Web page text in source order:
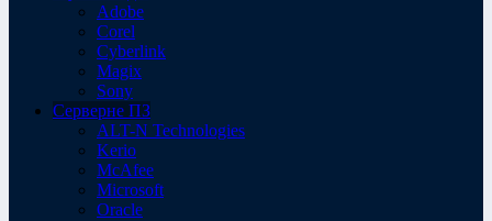
Adobe
Corel
Cyberlink
Magix
Sony
Серверне ПЗ
ALT-N Technologies
Kerio
McAfee
Microsoft
Oracle